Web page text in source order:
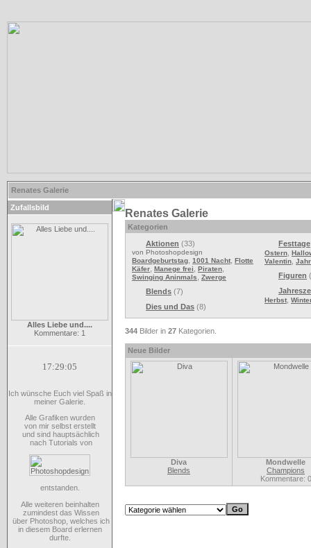
Renates Galerie
Zufallsbild
Alles Liebe und....
Kommentare: 1
17:29:05
Ich wünsche Euch viel Spaß in
meiner Galerie.
Alle Grafiken wurden
von mir selbst erstellt
und sind hauptsächlich
nach Tutorials von
entstanden.
Alle weiteren beinhalten
zumindest das Wissen
über Photoshop, welches ich
in diesem Board erlernen
durfte.
Renates Galerie
Kategorien
Aktionen (33)
von Photoshopdesign
Boardgeburtstag 1001 Nacht Flotte
Käfer Manege frei Piraten
Swinging Aninmals Zwerge
Blends (7)
Dies und Das (8)
Festtage
Ostern
Valentin
Figuren
Herbst
344 Bilder in 27 Kategorien.
Neue Bilder
Diva
Blends
Mondwelle
Champions
Kommentare: 0